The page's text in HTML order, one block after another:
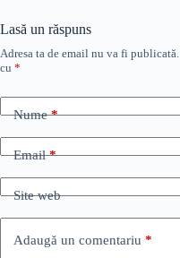
Lasă un răspuns
Adresa ta de email nu va fi publicată.
cu *
Nume*
Email*
Site web
Adaugă un comentariu *